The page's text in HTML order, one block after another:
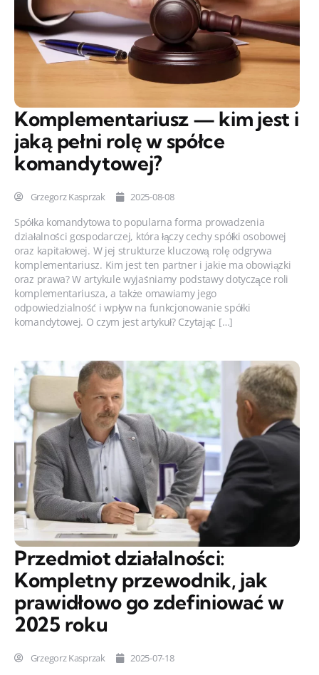
Komplementariusz — kim jest i
jaką pełni rolę w spółce
komandytowej?
Grzegorz Kasprzak 2025-08-08
Spółka komandytowa to popularna forma prowadzenia
działalności gospodarczej, która łączy cechy spółki osobowej
oraz kapitałowej. W jej strukturze kluczową rolę odgrywa
komplementariusz. Kim jest ten partner i jakie ma obowiązki
oraz prawa? W artykule wyjaśniamy podstawy dotyczące roli
komplementariusza, a także omawiamy jego
odpowiedzialność i wpływ na funkcjonowanie spółki
komandytowej. O czym jest artykuł? Czytając […]
Przedmiot działalności:
Kompletny przewodnik, jak
prawidłowo go zdefiniować w
2025 roku
Grzegorz Kasprzak 2025-07-18